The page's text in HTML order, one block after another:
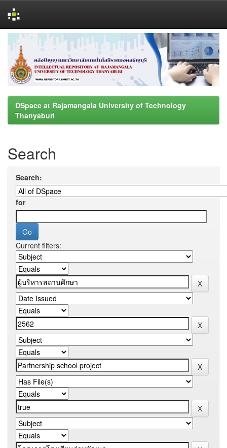
navigation
DSpace at Rajamangala University of Technology
Thanyaburi
Search
Search:
for
Current filters: